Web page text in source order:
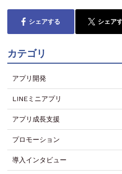
シェアする シェア
カテゴリ
アプリ開発
LINEミニアプリ
アプリ成長支援
プロモーション
導入インタビュー